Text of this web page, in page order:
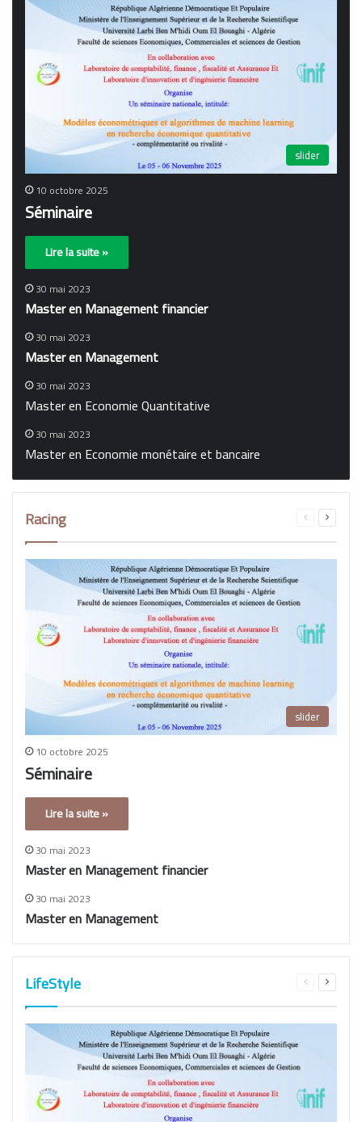
slider
10 octobre 2025
Séminaire
Lire la suite »
30 mai 2023
Master en Management financier
30 mai 2023
Master en Management
30 mai 2023
Master en Economie Quantitative
30 mai 2023
Master en Economie monétaire et bancaire
Racing
Page
slider
10 octobre 2025
Séminaire
Lire la suite »
30 mai 2023
Master en Management financier
30 mai 2023
Master en Management
LifeStyle
Page